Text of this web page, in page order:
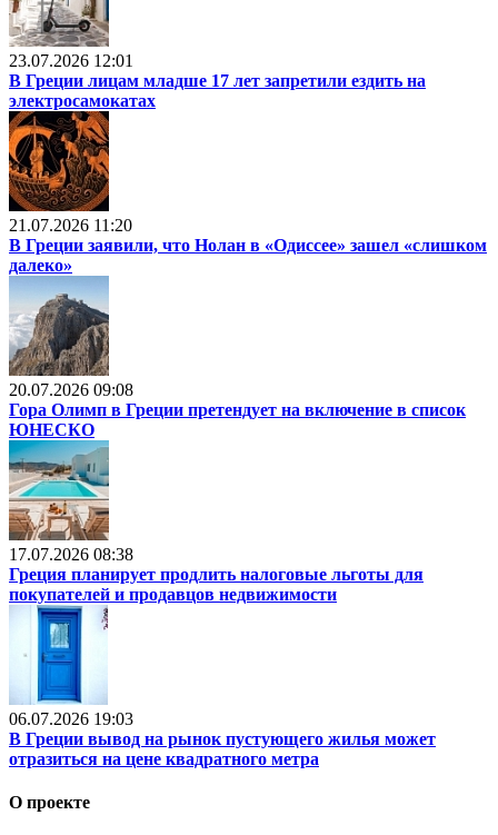
23.07.2026 12:01
В Греции лицам младше 17 лет запретили ездить на
электросамокатах
21.07.2026 11:20
В Греции заявили, что Нолан в «Одиссее» зашел «слишком
далеко»
20.07.2026 09:08
Гора Олимп в Греции претендует на включение в список
ЮНЕСКО
17.07.2026 08:38
Греция планирует продлить налоговые льготы для
покупателей и продавцов недвижимости
06.07.2026 19:03
В Греции вывод на рынок пустующего жилья может
отразиться на цене квадратного метра
О проекте